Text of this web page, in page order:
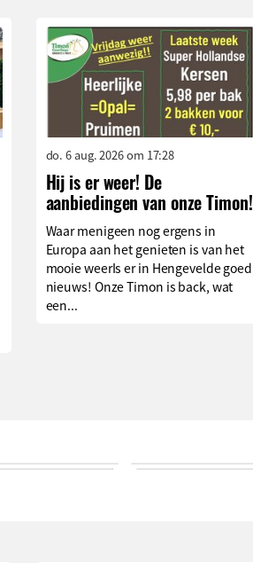
do. 6 aug. 2026 om 17:28
Hij is er weer! De
aanbiedingen van onze Timon!
Waar menigeen nog ergens in
Europa aan het genieten is van het
mooie weerIs er in Hengevelde goed
nieuws! Onze Timon is back, wat
een...